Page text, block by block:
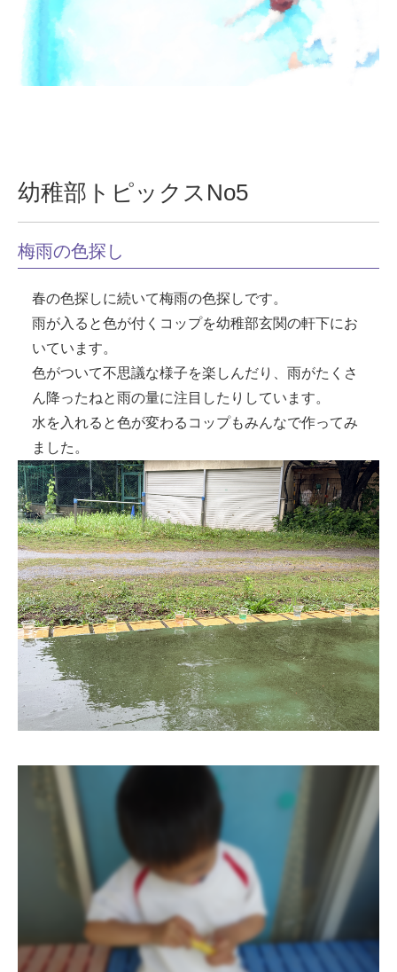
幼稚部トピックスNo5
梅雨の色探し
春の色探しに続いて梅雨の色探しです。
雨が入ると色が付くコップを幼稚部玄関の軒下にお
いています。
色がついて不思議な様子を楽しんだり、雨がたくさ
ん降ったねと雨の量に注目したりしています。
水を入れると色が変わるコップもみんなで作ってみ
ました。